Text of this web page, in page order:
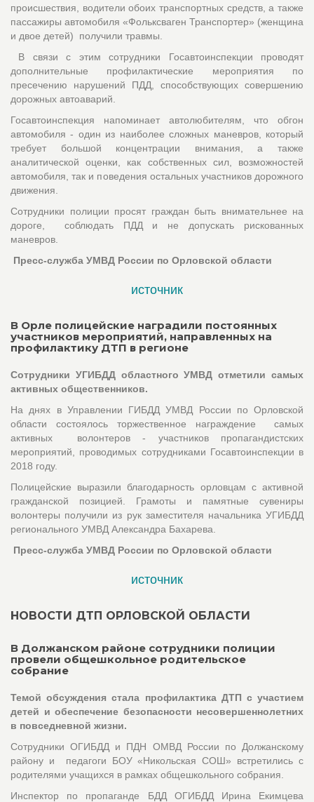
происшествия, водители обоих транспортных средств, а также
пассажиры автомобиля «Фольксваген Транспортер» (женщина
и двое детей) получили травмы.
В связи с этим сотрудники Госавтоинспекции проводят
дополнительные профилактические мероприятия по
пресечению нарушений ПДД, способствующих совершению
дорожных автоаварий.
Госавтоинспекция напоминает автолюбителям, что обгон
автомобиля - один из наиболее сложных маневров, который
требует большой концентрации внимания, а также
аналитической оценки, как собственных сил, возможностей
автомобиля, так и поведения остальных участников дорожного
движения.
Сотрудники полиции просят граждан быть внимательнее на
дороге, соблюдать ПДД и не допускать рискованных
маневров.
Пресс-служба УМВД России по Орловской области
источник
В Орле полицейские наградили постоянных
участников мероприятий, направленных на
профилактику ДТП в регионе
Сотрудники УГИБДД областного УМВД отметили самых
активных общественников.
На днях в Управлении ГИБДД УМВД России по Орловской
области состоялось торжественное награждение самых
активных волонтеров - участников пропагандистских
мероприятий, проводимых сотрудниками Госавтоинспекции в
2018 году.
Полицейские выразили благодарность орловцам с активной
гражданской позицией. Грамоты и памятные сувениры
волонтеры получили из рук заместителя начальника УГИБДД
регионального УМВД Александра Бахарева.
Пресс-служба УМВД России по Орловской области
источник
НОВОСТИ ДТП ОРЛОВСКОЙ ОБЛАСТИ
В Должанском районе сотрудники полиции
провели общешкольное родительское
собрание
Темой обсуждения стала профилактика ДТП с участием
детей и обеспечение безопасности несовершеннолетних
в повседневной жизни.
Сотрудники ОГИБДД и ПДН ОМВД России по Должанскому
району и педагоги БОУ «Никольская СОШ» встретились с
родителями учащихся в рамках общешкольного собрания.
Инспектор по пропаганде БДД ОГИБДД Ирина Екимцева